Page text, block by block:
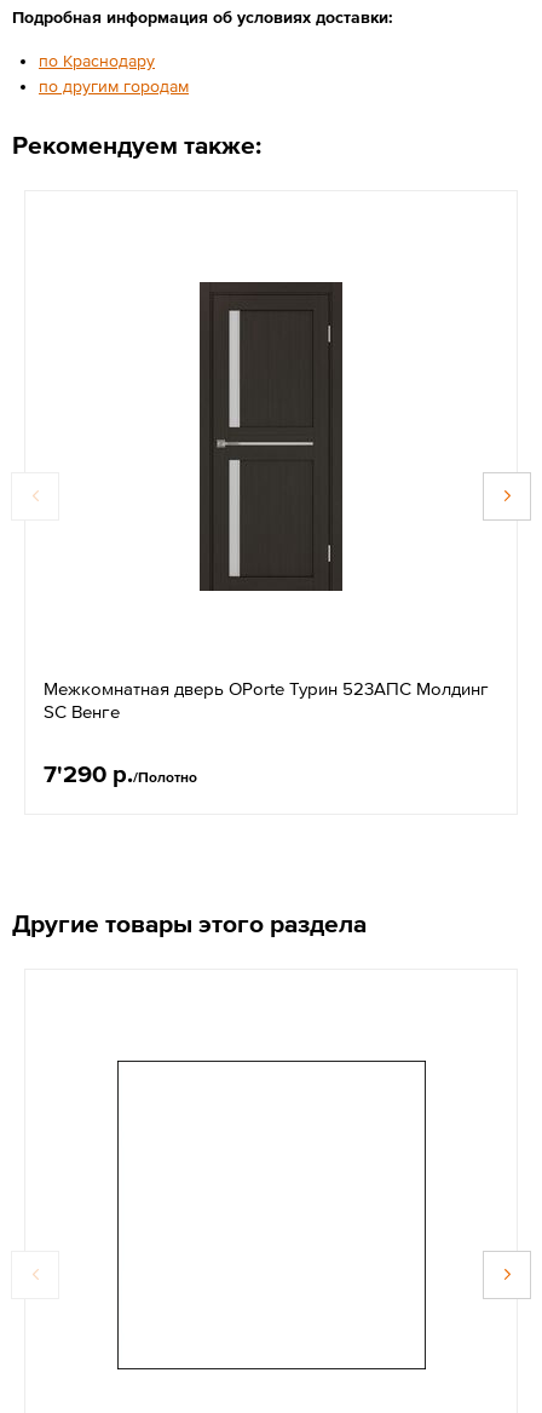
Подробная информация об условиях доставки:
по Краснодару
по другим городам
Рекомендуем также:
Межкомнатная дверь OPorte Турин 523АПС Молдинг
SC Венге
7'290 р./Полотно
Другие товары этого раздела